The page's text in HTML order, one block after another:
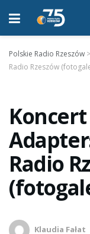
Polskie Radio Rzeszów >
Radio Rzeszów
Koncert
Radio
Klaudia Fałat